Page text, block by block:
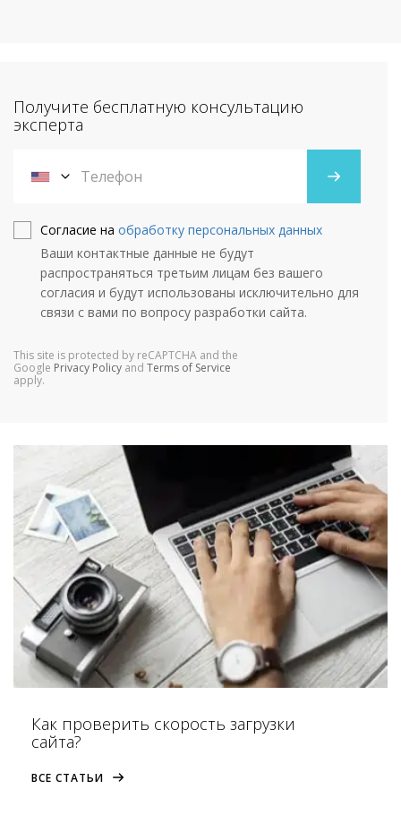
Получите бесплатную консультацию
эксперта
Согласие на обработку персональных данных
Ваши контактные данные не будут
распространяться третьим лицам без вашего
согласия и будут использованы исключительно для
связи с вами по вопросу разработки сайта.
This site is protected by reCAPTCHA and the
Google Privacy Policy and Terms of Service
apply.
Как проверить скорость загрузки
сайта?
ВСЕ СТАТЬИ